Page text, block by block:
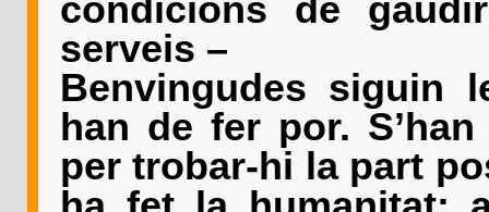
condicions de
serveis –
Benvingudes siguin
han de fer por.
per trobar-hi la part